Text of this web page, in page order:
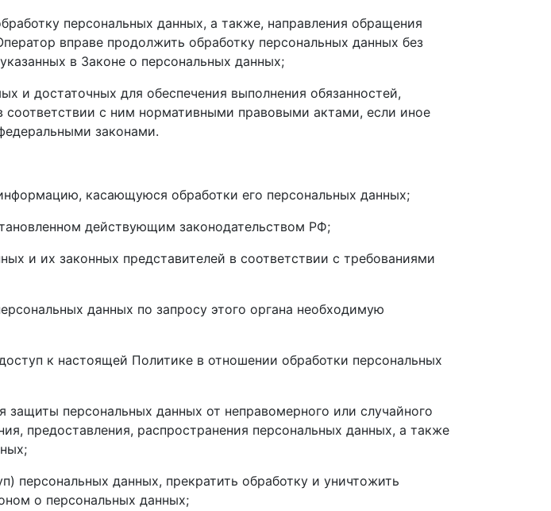
персональных данных, а также, направления обращения
вправе продолжить обработку персональных данных без
в Законе о персональных данных;
и достаточных для обеспечения выполнения обязанностей,
с ним нормативными правовыми актами, если иное
законами.
касающуюся обработки его персональных данных;
действующим законодательством РФ;
и их законных представителей в соответствии с требованиями
данных по запросу этого органа необходимую
к настоящей Политике в отношении обработки персональных
персональных данных от неправомерного или случайного
предоставления, распространения персональных данных, а также
персональных данных, прекратить обработку и уничтожить
о персональных данных;